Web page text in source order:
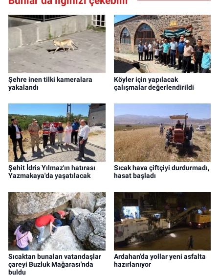
Şehre inen tilki kameralara
yakalandı
Köyler için yapılacak
çalışmalar değerlendirildi
Şehit İdris Yılmaz'ın hatırası
Yazmakaya'da yaşatılacak
Sıcak hava çiftçiyi durdurmadı,
hasat başladı
Sıcaktan bunalan vatandaşlar
çareyi Buzluk Mağarası'nda
buldu
Ardahan'da yollar yeni asfalta
hazırlanıyor